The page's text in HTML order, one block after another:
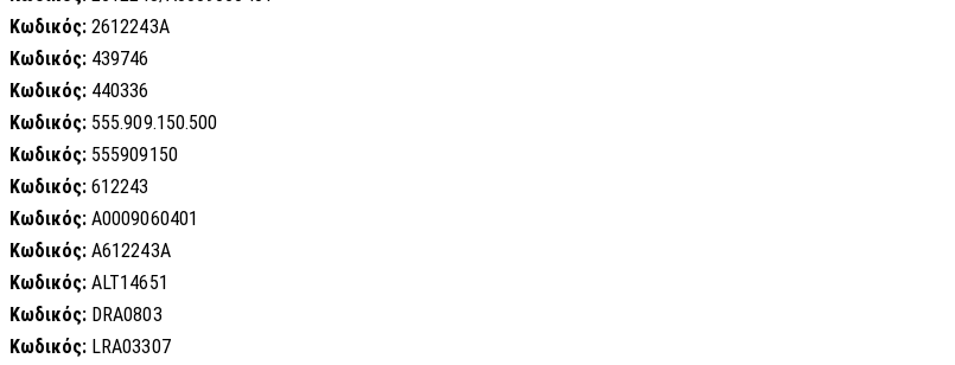
Κωδικός: 2612243Α
Κωδικός: 439746
Κωδικός: 440336
Κωδικός: 555.909.150.500
Κωδικός: 555909150
Κωδικός: 612243
Κωδικός: A0009060401
Κωδικός: A612243A
Κωδικός: ALT14651
Κωδικός: DRA0803
Κωδικός: LRA03307